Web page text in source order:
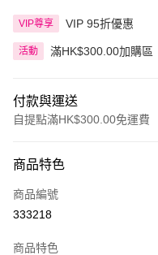
VIP尊享 VIP 95折優惠
活動 滿HK$300.00加購區
付款與運送
自提點滿HK$300.00免運費
信用卡
Apple Pay
商品特色
商品編號
333218
商品特色